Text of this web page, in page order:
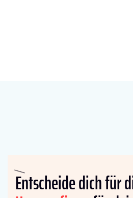
Entscheide dich für